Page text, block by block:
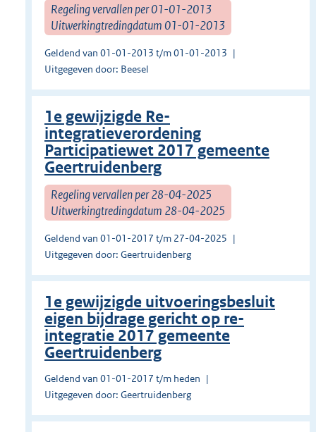
Regeling vervallen per 01-01-2013
Uitwerkingtredingdatum 01-01-2013
Geldend van 01-01-2013 t/m 01-01-2013
Uitgegeven door: Beesel
1e gewijzigde Re-
integratieverordening
Participatiewet 2017 gemeente
Geertruidenberg
Regeling vervallen per 28-04-2025
Uitwerkingtredingdatum 28-04-2025
Geldend van 01-01-2017 t/m 27-04-2025
Uitgegeven door: Geertruidenberg
1e gewijzigde uitvoeringsbesluit
eigen bijdrage gericht op re-
integratie 2017 gemeente
Geertruidenberg
Geldend van 01-01-2017 t/m heden
Uitgegeven door: Geertruidenberg